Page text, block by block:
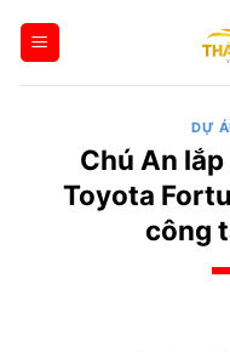
qua
DỰ
Chú An
Toyota
công